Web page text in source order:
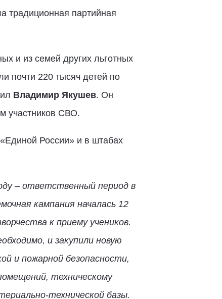
традиционная партийная
и из семей других льготных
почти 220 тысяч детей по
Владимир Якушев. Он
участников СВО.
России» и в штабах
– ответственный период в
кампания началась 12
к приему учеников.
и закупили новую
и пожарной безопасности,
техническому
технической базы.